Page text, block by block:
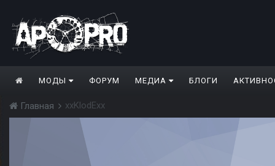
МОДЫ ФОРУМ МЕДИА БЛОГИ
Главная xxKlodExx